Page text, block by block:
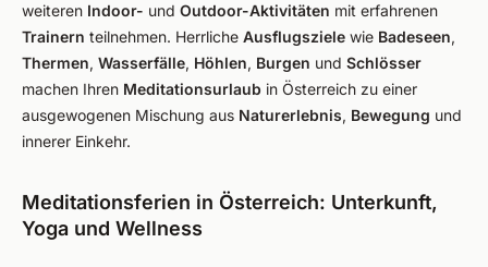
weiteren Indoor- und Outdoor-Aktivitäten mit erfahrenen
Trainern teilnehmen. Herrliche Ausflugsziele wie Badeseen,
Thermen, Wasserfälle, Höhlen, Burgen und Schlösser
machen Ihren Meditationsurlaub in Österreich zu einer
ausgewogenen Mischung aus Naturerlebnis, Bewegung und
innerer Einkehr.
Meditationsferien in Österreich: Unterkunft,
Yoga und Wellness